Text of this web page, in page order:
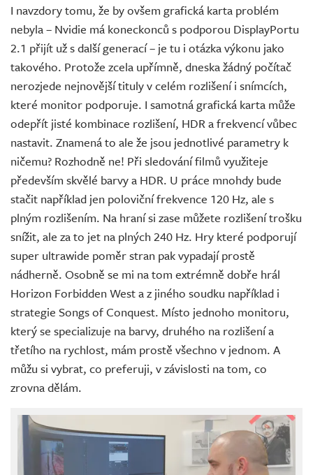
I navzdory tomu, že by ovšem grafická karta problém
nebyla – Nvidie má koneckonců s podporou DisplayPortu
2.1 přijít už s další generací – je tu i otázka výkonu jako
takového. Protože zcela upřímně, dneska žádný počítač
nerozjede nejnovější tituly v celém rozlišení i snímcích,
které monitor podporuje. I samotná grafická karta může
odepřít jisté kombinace rozlišení, HDR a frekvencí vůbec
nastavit. Znamená to ale že jsou jednotlivé parametry k
ničemu? Rozhodně ne! Při sledování filmů využiteje
především skvělé barvy a HDR. U práce mnohdy bude
stačit například jen poloviční frekvence 120 Hz, ale s
plným rozlišením. Na hraní si zase můžete rozlišení trošku
snížit, ale za to jet na plných 240 Hz. Hry které podporují
super ultrawide poměr stran pak vypadají prostě
nádherně. Osobně se mi na tom extrémně dobře hrál
Horizon Forbidden West a z jiného soudku například i
strategie Songs of Conquest. Místo jednoho monitoru,
který se specializuje na barvy, druhého na rozlišení a
třetího na rychlost, mám prostě všechno v jednom. A
můžu si vybrat, co preferuji, v závislosti na tom, co
zrovna dělám.